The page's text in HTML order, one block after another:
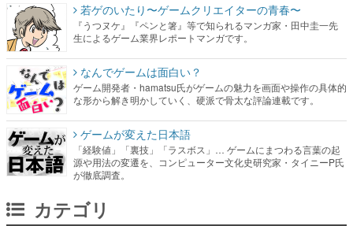
若ゲのいたり〜ゲームクリエイターの青春〜
『うつヌケ』『ペンと箸』等で知られるマンガ家・田中圭一先
生によるゲーム業界レポートマンガです。
なんでゲームは面白い？
ゲーム開発者・hamatsu氏がゲームの魅力を画面や操作の具体的
な形から解き明かしていく、硬派で骨太な評論連載です。
ゲームが変えた日本語
「経験値」「裏技」「ラスボス」… ゲームにまつわる言葉の起
源や用法の変遷を、コンピューター文化史研究家・タイニーP氏
が徹底調査。
カテゴリ